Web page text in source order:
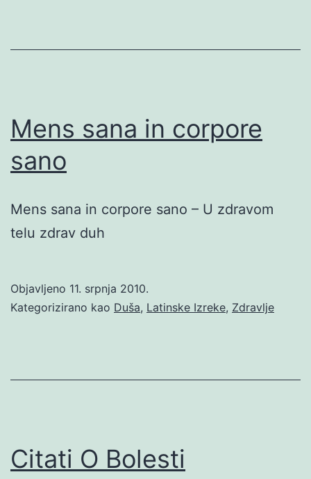
Mens sana in corpore
sano
Mens sana in corpore sano – U zdravom
telu zdrav duh
Objavljeno 11. srpnja 2010.
Kategorizirano kao Duša, Latinske Izreke, Zdravlje
Citati O Bolesti